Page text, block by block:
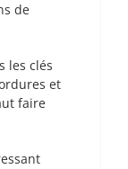
de
les clés
et
faire